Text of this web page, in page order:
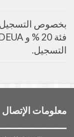
بخصوص التسجيل
التسجيل.
معلومات الإتصال